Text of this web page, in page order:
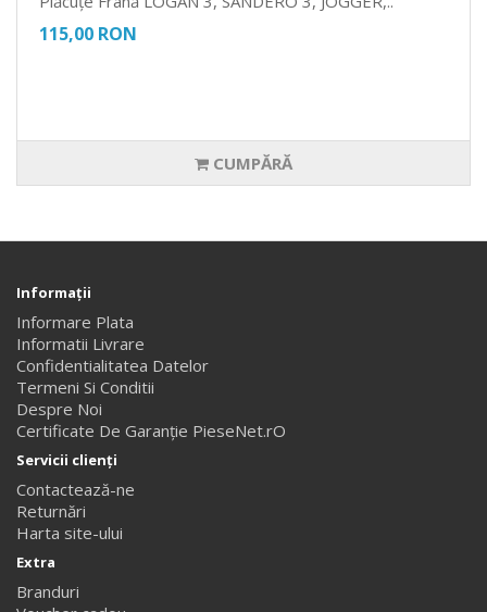
115,00 RON
CUMPĂRĂ
Informaţii
Informare Plata
Informatii Livrare
Confidentialitatea Datelor
Termeni Si Conditii
Despre Noi
Certificate De Garanție PieseNet.rO
Servicii clienţi
Contactează-ne
Returnări
Harta site-ului
Extra
Branduri